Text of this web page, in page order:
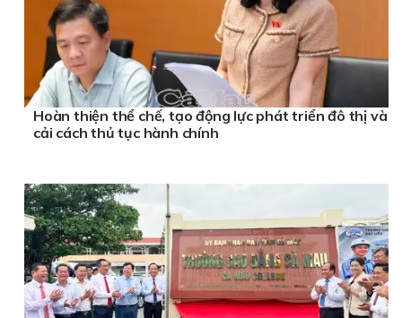
Hoàn thiện thể chế, tạo động lực phát triển đô thị và
cải cách thủ tục hành chính